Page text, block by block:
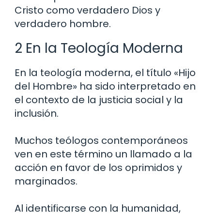
Cristo como verdadero Dios y
verdadero hombre.
2 En la Teología Moderna
En la teología moderna, el título «Hijo
del Hombre» ha sido interpretado en
el contexto de la justicia social y la
inclusión.
Muchos teólogos contemporáneos
ven en este término un llamado a la
acción en favor de los oprimidos y
marginados.
Al identificarse con la humanidad,